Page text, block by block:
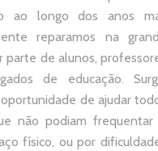
ao longo dos anos
reparamos na
parte de alunos,
de educação.
de ajudar
não podiam frequentar
físico, ou por